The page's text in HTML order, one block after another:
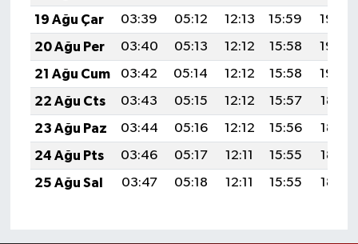
19 Ağu Çar
03:39 05:12 12:13 15:59
19:03
20 Ağu Per
03:40 05:13 12:12 15:58
19:02
21 Ağu Cum
03:42 05:14 12:12 15:58
19:00
22 Ağu Cts
03:43 05:15 12:12 15:57
18:59
23 Ağu Paz
03:44 05:16 12:12 15:56
18:57
24 Ağu Pts
03:46 05:17 12:11 15:55
18:56
25 Ağu Sal
03:47 05:18 12:11 15:55 18:54